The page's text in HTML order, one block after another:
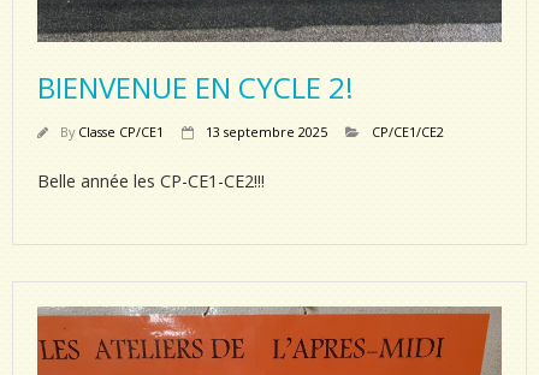
BIENVENUE EN CYCLE 2!
By Classe CP/CE1 13 septembre 2025 CP/CE1/CE2
Belle année les CP-CE1-CE2!!!